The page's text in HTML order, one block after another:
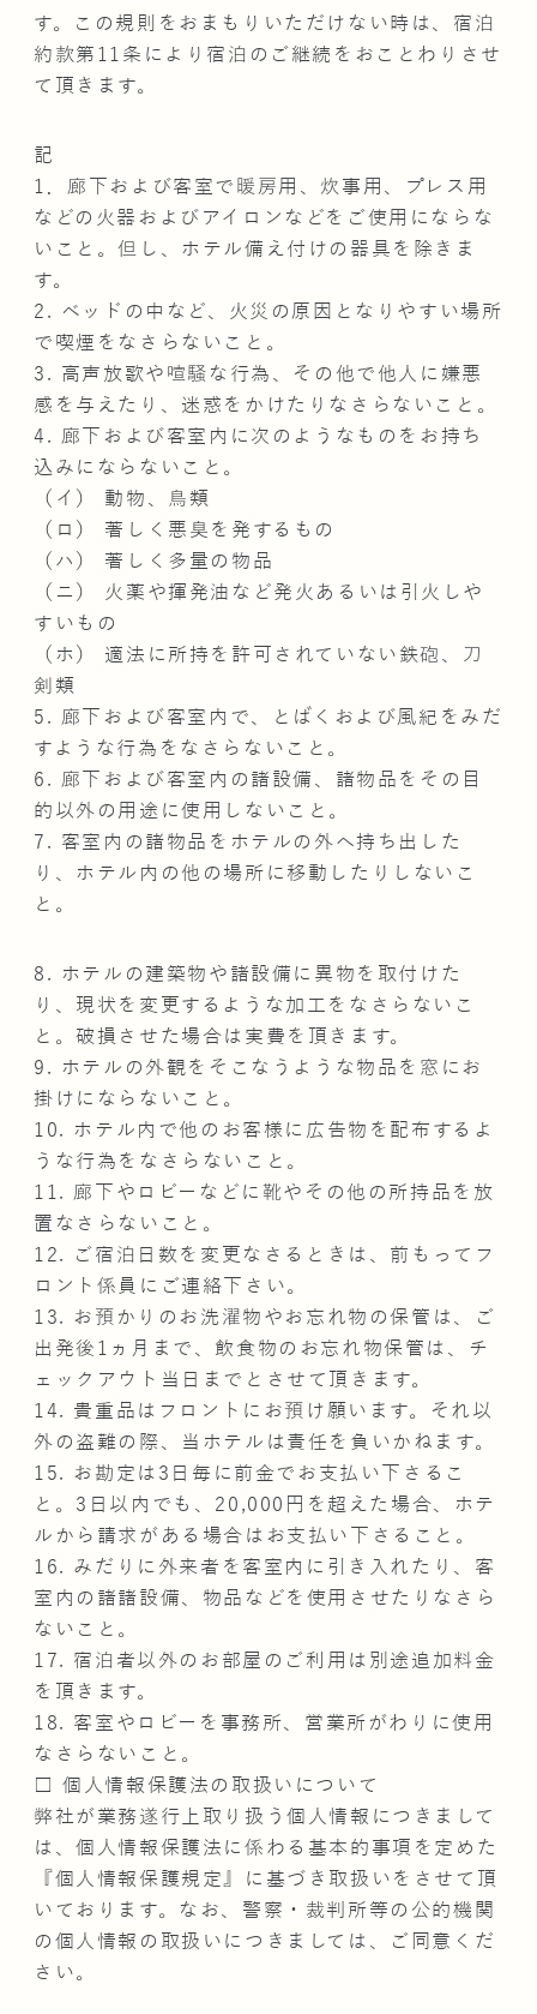
す。この規則をおまもりいただけない時は、宿泊
約款第11条により宿泊のご継続をおことわりさせ
て頂きます。
記
1．廊下および客室で暖房用、炊事用、プレス用
などの火器およびアイロンなどをご使用にならな
いこと。但し、ホテル備え付けの器具を除きま
す。
2. ベッドの中など、火災の原因となりやすい場所
で喫煙をなさらないこと。
3. 高声放歌や喧騒な行為、その他で他人に嫌悪
感を与えたり、迷惑をかけたりなさらないこと。
4. 廊下および客室内に次のようなものをお持ち
込みにならないこと。
（イ） 動物、鳥類
（ロ） 著しく悪臭を発するもの
（ハ） 著しく多量の物品
（ニ） 火薬や揮発油など発火あるいは引火しや
すいもの
（ホ） 適法に所持を許可されていない鉄砲、刀
剣類
5. 廊下および客室内で、とばくおよび風紀をみだ
すような行為をなさらないこと。
6. 廊下および客室内の諸設備、諸物品をその目
的以外の用途に使用しないこと。
7. 客室内の諸物品をホテルの外へ持ち出した
り、ホテル内の他の場所に移動したりしないこ
と。
8. ホテルの建築物や諸設備に異物を取付けた
り、現状を変更するような加工をなさらないこ
と。破損させた場合は実費を頂きます。
9. ホテルの外観をそこなうような物品を窓にお
掛けにならないこと。
10. ホテル内で他のお客様に広告物を配布するよ
うな行為をなさらないこと。
11. 廊下やロビーなどに靴やその他の所持品を放
置なさらないこと。
12. ご宿泊日数を変更なさるときは、前もってフ
ロント係員にご連絡下さい。
13. お預かりのお洗濯物やお忘れ物の保管は、ご
出発後1ヵ月まで、飲食物のお忘れ物保管は、チ
ェックアウト当日までとさせて頂きます。
14. 貴重品はフロントにお預け願います。それ以
外の盗難の際、当ホテルは責任を負いかねます。
15. お勘定は3日毎に前金でお支払い下さるこ
と。3日以内でも、20,000円を超えた場合、ホテ
ルから請求がある場合はお支払い下さること。
16. みだりに外来者を客室内に引き入れたり、客
室内の諸諸設備、物品などを使用させたりなさら
ないこと。
17. 宿泊者以外のお部屋のご利用は別途追加料金
を頂きます。
18. 客室やロビーを事務所、営業所がわりに使用
なさらないこと。
□ 個人情報保護法の取扱いについて
弊社が業務遂行上取り扱う個人情報につきまして
は、個人情報保護法に係わる基本的事項を定めた
『個人情報保護規定』に基づき取扱いをさせて頂
いております。なお、警察・裁判所等の公的機関
の個人情報の取扱いにつきましては、ご同意くだ
さい。